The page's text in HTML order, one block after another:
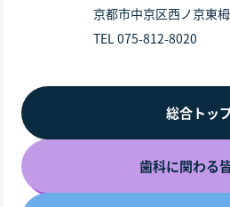
京都市中京区西ノ京東
TEL 075-812-8020
総合トッ
歯科に関わる